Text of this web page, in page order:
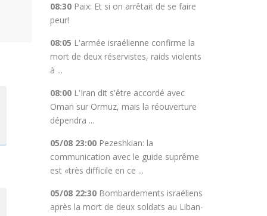
08:30Paix: Et si on arrêtait de se faire
peur!
08:05 L'armée israélienne confirme la
mort de deux réservistes, raids violents
à ...
08:00L'Iran dit s'être accordé avec
Oman sur Ormuz, mais la réouverture
dépendra ...
05/08 23:00Pezeshkian: la
communication avec le guide suprême
est «très difficile en ce ...
05/08 22:30Bombardements israéliens
après la mort de deux soldats au Liban-